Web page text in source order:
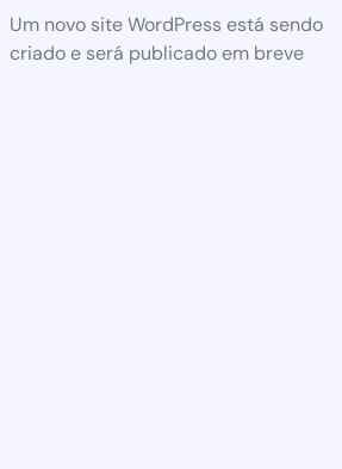
Um novo site WordPress está sendo
criado e será publicado em breve